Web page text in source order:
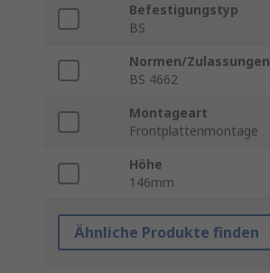
Befestigungstyp
BS
Normen/Zulassungen
BS 4662
Montageart
Frontplattenmontage
Höhe
146mm
Ähnliche Produkte finden